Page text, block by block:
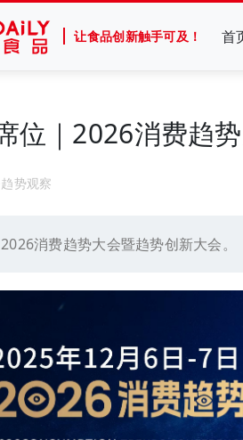
让食品创新触手可及！ 首
位｜2026消费趋
势观察
2026消费趋势大会暨趋势创新大会。